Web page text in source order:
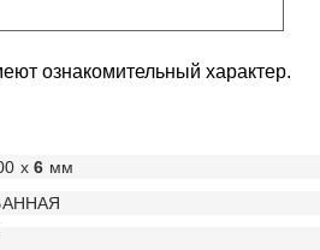
ознакомительный характер.
х6 мм